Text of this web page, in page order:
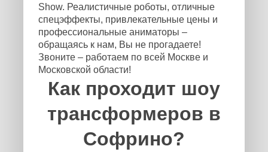
Show. Реалистичные роботы, отличные
спецэффекты, привлекательные цены и
профессиональные аниматоры –
обращаясь к нам, Вы не прогадаете!
Звоните – работаем по всей Москве и
Московской области!
Как проходит шоу
трансформеров в
Софрино?